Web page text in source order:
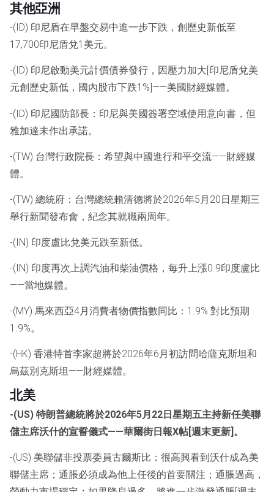
其他亞洲
-(ID) 印尼盾在早盤交易中進一步下跌，創歷史新低至
17,700印尼盾兌1美元。
-(ID) 印尼啟動美元計價債券發行，因壓力加大[印尼盾兌美
元創歷史新低，國內股市下跌1%]——美國財經媒體。
-(ID) 印尼國防部長：印尼與美國簽署空域使用意向書，但
雅加達未作出承諾。
-(TW) 台灣行政院長：希望與中國進行和平交流——財經媒
體。
-(TW) 總統府：台灣總統賴清德將於2026年5月20日星期三
舉行新聞發布會，紀念其就職兩周年。
-(IN) 印度盧比兌美元跌至新低。
-(IN) 印度再次上調汽油和柴油價格，每升上漲0.9印度盧比
——當地媒體。
-(MY) 馬來西亞4月消費者物價指數同比：1.9% 對比預期
1.9%。
-(HK) 香港特首李家超將於2026年6月初訪問哈薩克斯坦和
烏茲別克斯坦——財經媒體。
北美
-(US) 特朗普總統將於2026年5月22日星期五主持新任美聯
儲主席沃什的宣誓儀式——華爾街日報X帖[週末更新]。
-(US) 美聯儲非投票委員古爾斯比：很高興看到沃什成為美
聯儲主席；通脹必須成為他上任後的首要關注；通脹過高，